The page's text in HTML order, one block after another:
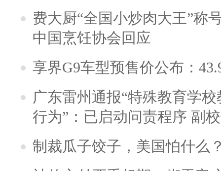
费大厨“全国小炒肉大王”称
中国烹饪协会回应
享界G9车型预售价公布：
广东雷州通报“特殊教育学
行为”：已启动问责程序 副
制裁瓜子饺子，美国怕什么